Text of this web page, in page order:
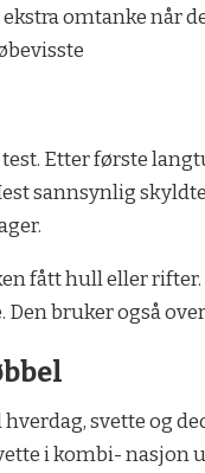
omtanke når
Etter første
sannsynlig
fått hull eller
bruker også
svette og
i kombi- nasjon